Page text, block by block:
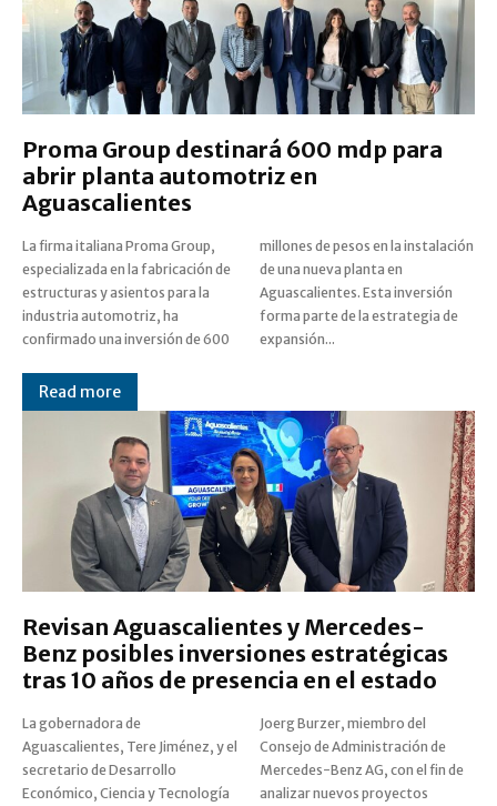
Proma Group destinará 600 mdp para
abrir planta automotriz en
Aguascalientes
La firma italiana Proma Group,
especializada en la fabricación de
estructuras y asientos para la
industria automotriz, ha
confirmado una inversión de 600
millones de pesos en la instalación
de una nueva planta en
Aguascalientes. Esta inversión
forma parte de la estrategia de
expansión...
Read more
Revisan Aguascalientes y Mercedes-
Benz posibles inversiones estratégicas
tras 10 años de presencia en el estado
La gobernadora de
Aguascalientes, Tere Jiménez, y el
secretario de Desarrollo
Económico, Ciencia y Tecnología
Joerg Burzer, miembro del
Consejo de Administración de
Mercedes-Benz AG, con el fin de
analizar nuevos proyectos